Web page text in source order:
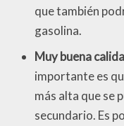
que también
gasolina.
Muy buena
importante es
más alta que se
secundario. Es